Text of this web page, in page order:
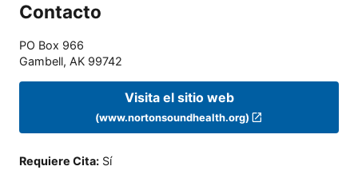
Contacto
PO Box 966
Gambell, AK 99742
Visita el sitio web
(www.nortonsoundhealth.org)
Requiere Cita: Sí